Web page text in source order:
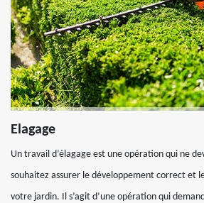
Elagage
Un travail d’élagage est une opération qui ne
souhaitez assurer le développement correct et
votre jardin. Il s’agit d’une opération qui